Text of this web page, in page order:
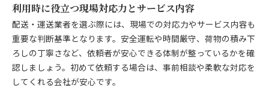
利用時に役立つ現場対応力とサービス内容
配送・運送業者を選ぶ際には、現場での対応力やサービス内容も
重要な判断基準となります。安全運転や時間厳守、荷物の積み下
ろしの丁寧さなど、依頼者が安心できる体制が整っているかを確
認しましょう。初めて依頼する場合は、事前相談や柔軟な対応を
してくれる会社が安心です。